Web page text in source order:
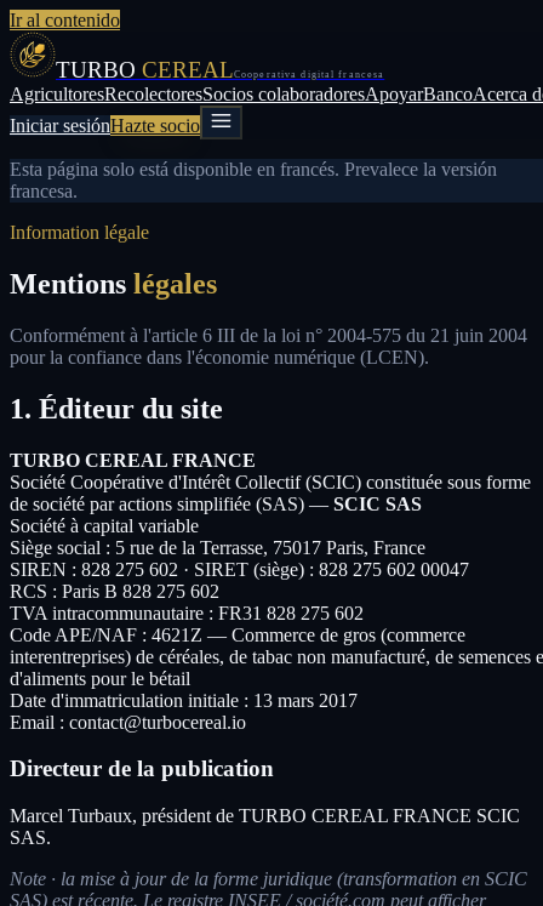
Ir al contenido
TURBO CEREALCooperativa digital francesa
AgricultoresRecolectoresSocios colaboradoresApoyarBancoAcerca
Iniciar sesiónHazte socio
Esta página solo está disponible en francés. Prevalece la versión
francesa.
Information légale
Mentions légales
Conformément à l'article 6 III de la loi n° 2004-575 du 21 juin 2004
pour la confiance dans l'économie numérique (LCEN).
1. Éditeur du site
TURBO CEREAL FRANCE
Société Coopérative d'Intérêt Collectif (SCIC) constituée sous forme
de société par actions simplifiée (SAS) — SCIC SAS
Société à capital variable
Siège social : 5 rue de la Terrasse, 75017 Paris, France
SIREN : 828 275 602 · SIRET (siège) : 828 275 602 00047
RCS : Paris B 828 275 602
TVA intracommunautaire : FR31 828 275 602
Code APE/NAF : 4621Z — Commerce de gros (commerce
interentreprises) de céréales, de tabac non manufacturé, de semences
d'aliments pour le bétail
Date d'immatriculation initiale : 13 mars 2017
Email : contact@turbocereal.io
Directeur de la publication
Marcel Turbaux, président de TURBO CEREAL FRANCE SCIC
SAS.
Note · la mise à jour de la forme juridique (transformation en SCIC
SAS) est récente. Le registre INSEE / société.com peut afficher